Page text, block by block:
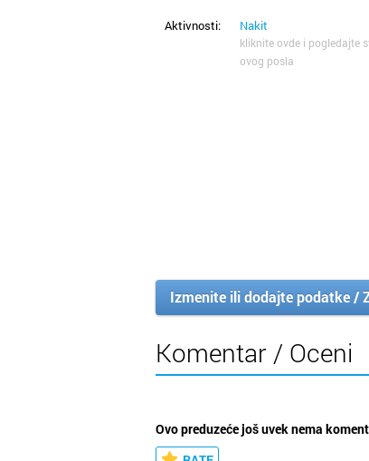
Aktivnosti: Nakit
kliknite ovde i pogledajte
ovog posla
Izmenite ili dodajte podatke /
Komentar / Oceni
Ovo preduzeće još uvek nema